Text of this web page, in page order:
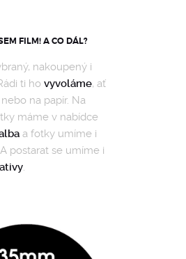
FILM! A CO DÁL?
nakoupený i
ti ho vyvoláme, ať
na papír. Na
máme v nabídce
a fotky umíme i
postarat se umíme i
.